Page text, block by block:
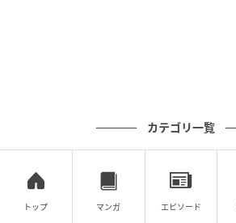
カテゴリ一覧
トップ マンガ エピソード